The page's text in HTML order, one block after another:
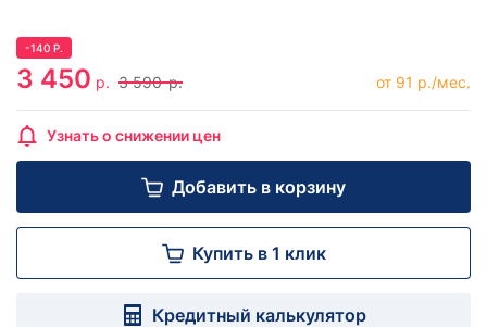
-140 Р.
3 450 р. 3 590 р. от 91 р./мес.
Узнать о снижении цен
Добавить в корзину
Купить в 1 клик
Кредитный калькулятор